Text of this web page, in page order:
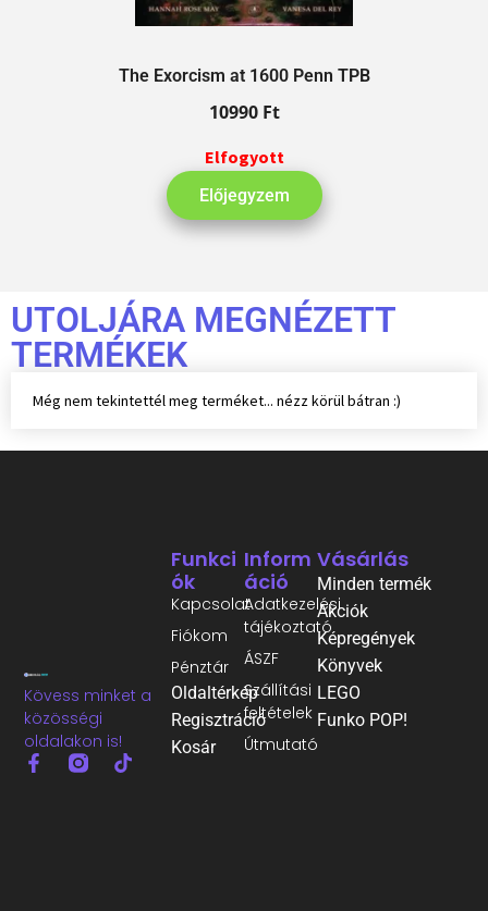
The Exorcism at 1600 Penn TPB
10990 Ft
Elfogyott
Előjegyzem
UTOLJÁRA MEGNÉZETT
TERMÉKEK
Még nem tekintettél meg terméket... nézz körül bátran :)
Kövess minket a
közösségi
oldalakon is!
Inform
Áció
Adatkezelési
tájékoztató
ÁSZF
Szállítási
feltételek
Útmutató
Funkci
Ók
Kapcsolat
Fiókom
Pénztár
Oldaltérkép
Regisztráció
Kosár
Vásárlás
Minden termék
Akciók
Képregények
Könyvek
LEGO
Funko POP!